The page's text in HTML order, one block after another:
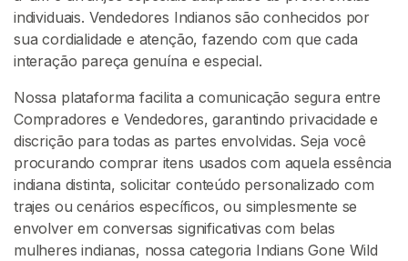
individuais. Vendedores Indianos são conhecidos por
sua cordialidade e atenção, fazendo com que cada
interação pareça genuína e especial.
Nossa plataforma facilita a comunicação segura entre
Compradores e Vendedores, garantindo privacidade e
discrição para todas as partes envolvidas. Seja você
procurando comprar itens usados com aquela essência
indiana distinta, solicitar conteúdo personalizado com
trajes ou cenários específicos, ou simplesmente se
envolver em conversas significativas com belas
mulheres indianas, nossa categoria Indians Gone Wild
c
u
r
J
a
p
o
n
e
s